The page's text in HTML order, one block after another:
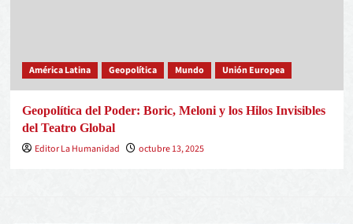
América Latina Geopolítica Mundo Unión Europea
Geopolítica del Poder: Boric, Meloni y los Hilos Invisibles
del Teatro Global
Editor La Humanidad
octubre 13, 2025